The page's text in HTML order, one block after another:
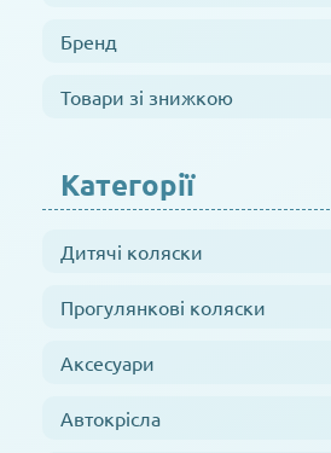
Бренд
Товари зі знижкою
Категорії
Дитячі коляски
Прогулянкові коляски
Аксесуари
Автокрісла